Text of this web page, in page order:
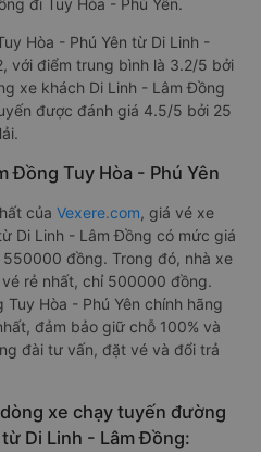
đi Tuy Hòa - Phú Yên.
Hòa - Phú Yên từ Di Linh -
với điểm trung bình là 3.2/5 bởi
xe khách Di Linh - Lâm Đồng
được đánh giá 4.5/5 bởi 25
Đồng Tuy Hòa - Phú Yên
của Vexere.com, giá vé xe
Di Linh - Lâm Đồng có mức giá
đồng. Trong đó, nhà xe
rẻ nhất, chỉ 500000 đồng.
Hòa - Phú Yên chính hãng
đảm bảo giữ chỗ 100% và
đài tư vấn, đặt vé và đổi trả
xe chạy tuyến đường
Di Linh - Lâm Đồng: